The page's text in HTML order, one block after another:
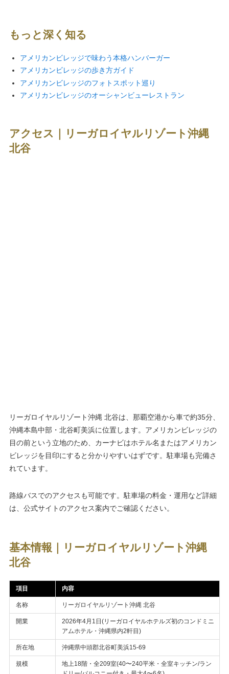
もっと深く知る
アメリカンビレッジで味わう本格ハンバーガー
アメリカンビレッジの歩き方ガイド
アメリカンビレッジのフォトスポット巡り
アメリカンビレッジのオーシャンビューレストラン
アクセス｜リーガロイヤルリゾート沖縄
北谷
リーガロイヤルリゾート沖縄 北谷は、那覇空港から車で約35分、
沖縄本島中部・北谷町美浜に位置します。アメリカンビレッジの
目の前という立地のため、カーナビはホテル名またはアメリカン
ビレッジを目印にすると分かりやすいはずです。駐車場も完備さ
れています。
路線バスでのアクセスも可能です。駐車場の料金・運用など詳細
は、公式サイトのアクセス案内でご確認ください。
基本情報｜リーガロイヤルリゾート沖縄
北谷
項目 内容
名称 リーガロイヤルリゾート沖縄 北谷
開業
2026年4月1日(リーガロイヤルホテルズ初のコンドミニ
アムホテル・沖縄県内2軒目)
所在地 沖縄県中頭郡北谷町美浜15-69
規模
地上18階・全209室(40〜240平米・全室キッチン/ラン